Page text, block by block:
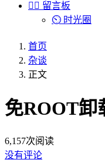
✍🏻 留言板
⏲️ 时光圈
首页
杂谈
正文
免ROOT卸
6,157次阅读
没有评论